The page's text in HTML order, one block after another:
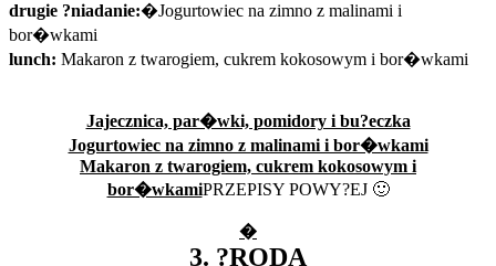
drugie ?niadanie:�Jogurtowiec na zimno z malinami i
bor�wkami
lunch: Makaron z twarogiem, cukrem kokosowym i bor�wkami
Jajecznica, par�wki, pomidory i bu?eczka
Jogurtowiec na zimno z malinami i bor�wkami
Makaron z twarogiem, cukrem kokosowym i
bor�wkamiPRZEPISY POWY?EJ 🙂
�
3. ?RODA